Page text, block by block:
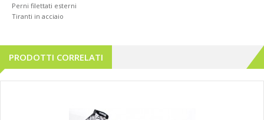
Perni filettati esterni
Tiranti in acciaio
PRODOTTI CORRELATI